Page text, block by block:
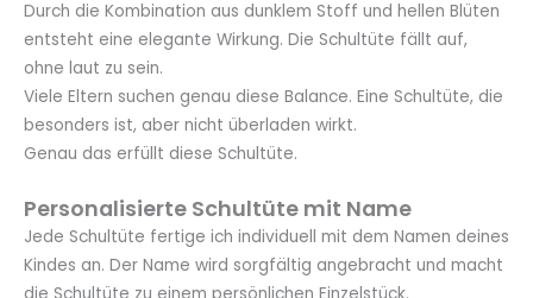
Durch die Kombination aus dunklem Stoff und hellen Blüten
entsteht eine elegante Wirkung. Die Schultüte fällt auf,
ohne laut zu sein.
Viele Eltern suchen genau diese Balance. Eine Schultüte, die
besonders ist, aber nicht überladen wirkt.
Genau das erfüllt diese Schultüte.
Personalisierte Schultüte mit Name
Jede Schultüte fertige ich individuell mit dem Namen deines
Kindes an. Der Name wird sorgfältig angebracht und macht
die Schultüte zu einem persönlichen Einzelstück.